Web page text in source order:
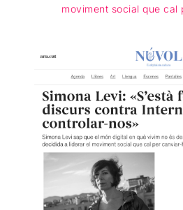
moviment social que cal